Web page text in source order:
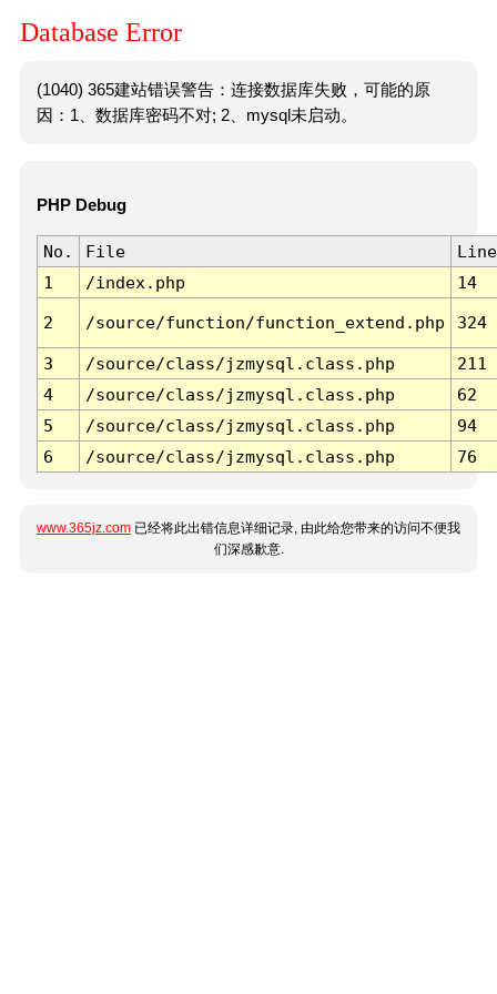
Database Error
(1040) 365建站错误警告：连接数据库失败，可能的原
因：1、数据库密码不对; 2、mysql未启动。
PHP Debug
No. File
Line
1
/index.php 14
2 /source/function/function_extend.php 324
3 /source/class/jzmysql.class.php
211
4
/source/class/jzmysql.class.php
62
5
/source/class/jzmysql.class.php
94
6
/source/class/jzmysql.class.php 76
www.365jz.com 已经将此出错信息详细记录, 由此给您带来的访问不便我
们深感歉意.